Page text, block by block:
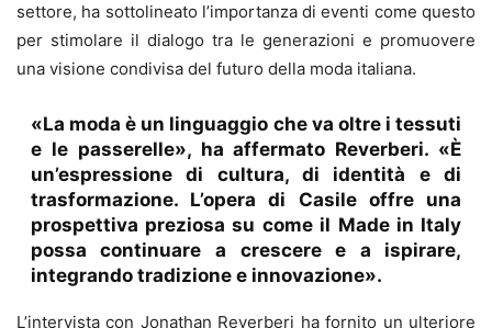
settore, ha sottolineato l’importanza di eventi come questo
per stimolare il dialogo tra le generazioni e promuovere
una visione condivisa del futuro della moda italiana.
«La moda è un linguaggio che va oltre i tessuti
e le passerelle», ha affermato Reverberi. «È
un’espressione di cultura, di identità e di
trasformazione. L’opera di Casile offre una
prospettiva preziosa su come il Made in Italy
possa continuare a crescere e a ispirare,
integrando tradizione e innovazione».
L’intervista con Jonathan Reverberi ha fornito un ulteriore